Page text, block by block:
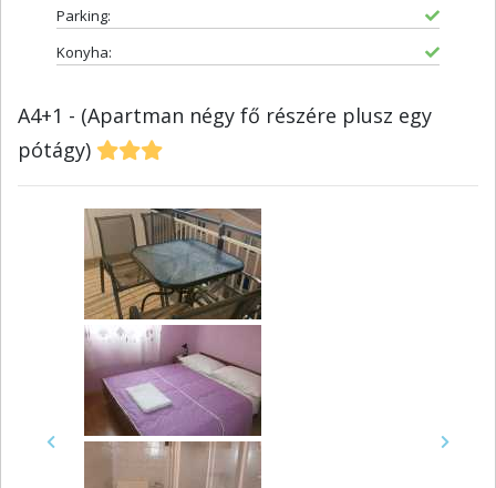
Parking:
Konyha:
A4+1 - (Apartman négy fő részére plusz egy
pótágy)
Previous Next